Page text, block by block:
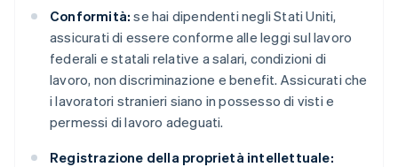
Conformità: se hai dipendenti negli Stati Uniti,
assicurati di essere conforme alle leggi sul lavoro
federali e statali relative a salari, condizioni di
lavoro, non discriminazione e benefit. Assicurati che
i lavoratori stranieri siano in possesso di visti e
permessi di lavoro adeguati.
Registrazione della proprietà intellettuale: